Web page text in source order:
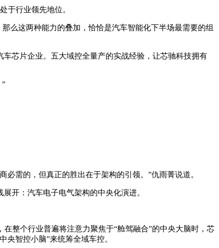
于行业领先地位。
么这两种能力的叠加，恰恰是汽车智能化下半场最需要的组
芯片企业。五大域控全量产的实战经验，让芯驰科技拥有
需的，但真正的胜出在于架构的引领。”仇雨菁说道。
开：汽车电子电气架构的中央化演进。
整个行业普遍将注意力聚焦于“舱驾融合”的中央大脑时，芯
智控小脑”来统筹全域车控。